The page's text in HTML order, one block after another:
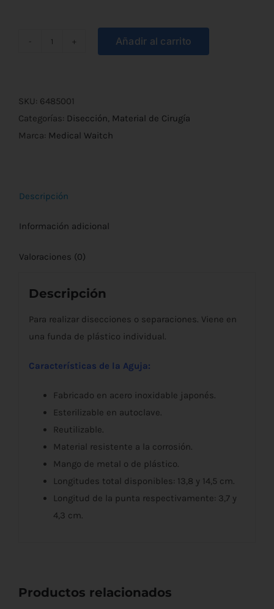
de
Metal
M.W.
Añadir al carrito
SKU: 6485001
Categorías: Disección, Material de Cirugía
Marca: Medical Waitch
Descripción
Información adicional
Valoraciones (0)
Descripción
Para realizar disecciones o separaciones. Viene en
una funda de plástico individual.
Características de la Aguja:
Fabricado en acero inoxidable japonés.
Esterilizable en autoclave.
Reutilizable.
Material resistente a la corrosión.
Mango de metal o de plástico.
Longitudes total disponibles: 13,8 y 14,5 cm.
Longitud de la punta respectivamente: 3,7 y
4,3 cm.
Productos relacionados